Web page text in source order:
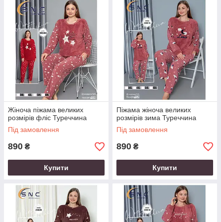
Жіноча піжама великих
розмірів фліс Туреччина
Під замовлення
890 ₴
Купити
Піжама жіноча великих
розмірів зима Туреччина
Під замовлення
890 ₴
Купити